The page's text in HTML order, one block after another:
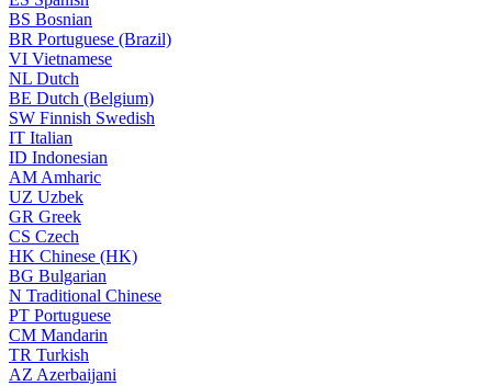
BS Bosnian
BR Portuguese (Brazil)
VI Vietnamese
NL Dutch
BE Dutch (Belgium)
SW Finnish Swedish
IT Italian
ID Indonesian
AM Amharic
UZ Uzbek
GR Greek
CS Czech
HK Chinese (HK)
BG Bulgarian
N Traditional Chinese
PT Portuguese
CM Mandarin
TR Turkish
AZ Azerbaijani